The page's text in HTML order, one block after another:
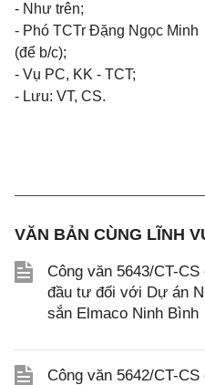
- Như trên;
- Phó TCTr Đặng Ngọc Minh
(để b/c);
- Vụ PC, KK - TCT;
- Lưu: VT, CS.
VĂN BẢN CÙNG LĨNH
Công văn 5643/CT-
đầu tư đối với Dự án
sắn Elmaco Ninh Bình
Công văn 5642/CT-